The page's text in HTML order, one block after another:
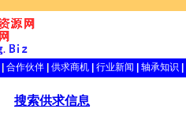
合作伙伴 供求商机 行业新闻 轴承知识
搜索供求信息